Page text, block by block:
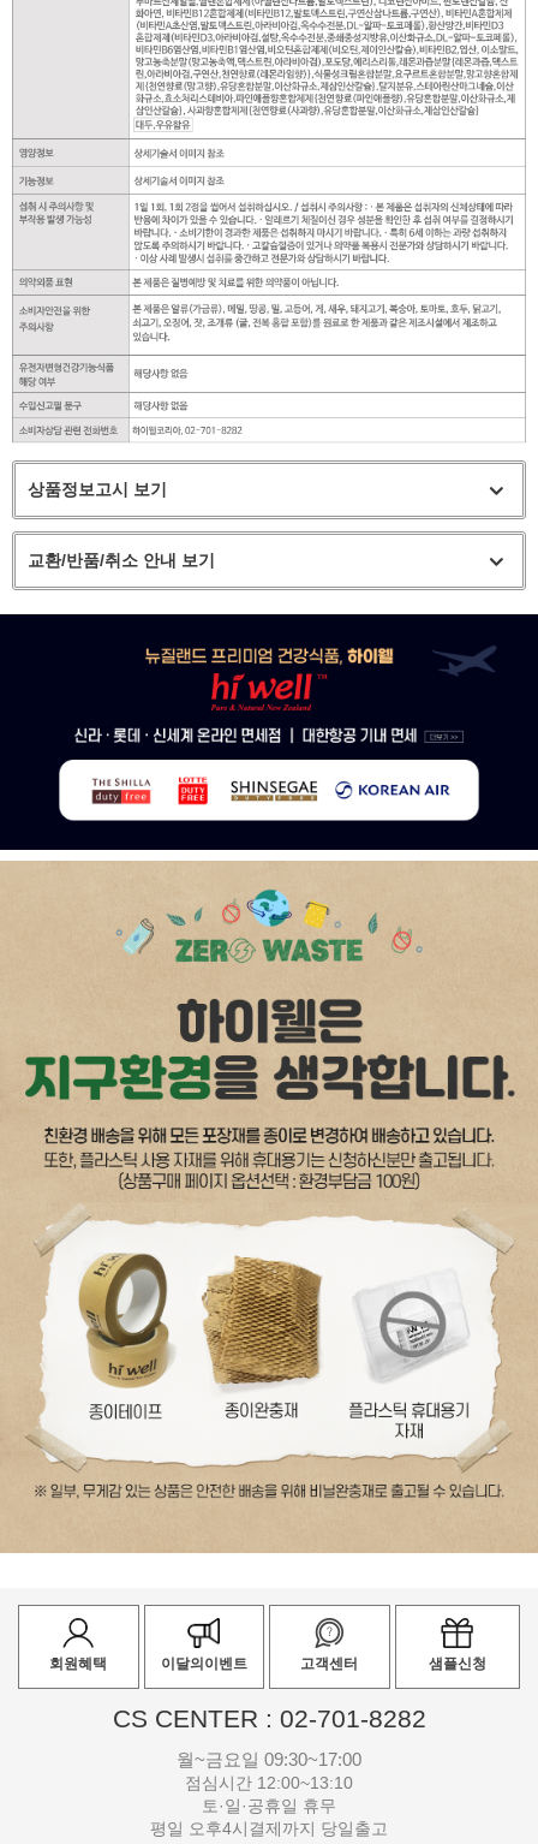
상품정보고시 보기
교환/반품/취소 안내 보기
회원혜택 이달의이벤트 고객센터 샘플신청
CS CENTER : 02-701-8282
월~금요일 09:30~17:00
점심시간 12:00~13:10
토·일·공휴일 휴무
평일 오후4시결제까지 당일출고